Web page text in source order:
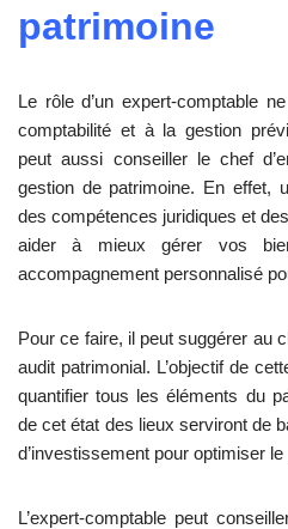
patrimoine
Le rôle d’un expert-comptable
comptabilité et à la gestion
peut aussi conseiller le chef
gestion de patrimoine. En effet,
des compétences juridiques et
aider à mieux gérer vos
accompagnement personnalisé
Pour ce faire, il peut suggérer au
audit patrimonial. L’objectif de
quantifier tous les éléments du
de cet état des lieux serviront de
d’investissement pour optimiser
L’expert-comptable peut